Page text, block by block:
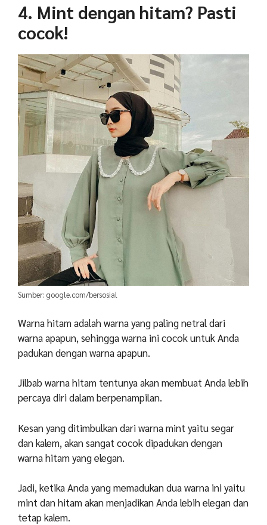
4. Mint dengan hitam? Pasti
cocok!
Sumber: google.com/bersosial
Warna hitam adalah warna yang paling netral dari
warna apapun, sehingga warna ini cocok untuk Anda
padukan dengan warna apapun.
Jilbab warna hitam tentunya akan membuat Anda lebih
percaya diri dalam berpenampilan.
Kesan yang ditimbulkan dari warna mint yaitu segar
dan kalem, akan sangat cocok dipadukan dengan
warna hitam yang elegan.
Jadi, ketika Anda yang memadukan dua warna ini yaitu
mint dan hitam akan menjadikan Anda lebih elegan dan
tetap kalem.